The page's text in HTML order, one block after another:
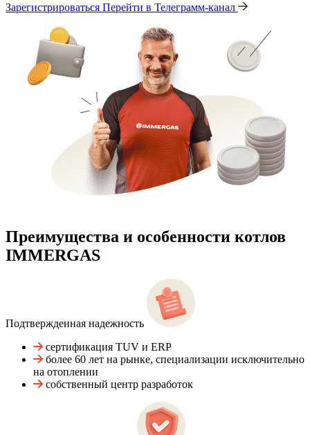
Зарегистрироваться Перейти в Телеграмм-канал
Преимущества и особенности котлов
IMMERGAS
Подтвержденная надежность
сертификация TUV и ERP
более 60 лет на рынке, специализации исключительно
на отоплении
собственный центр разработок